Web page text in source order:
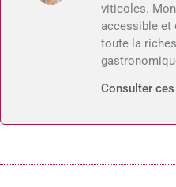
viticoles.
accessible et
toute la
Consulter